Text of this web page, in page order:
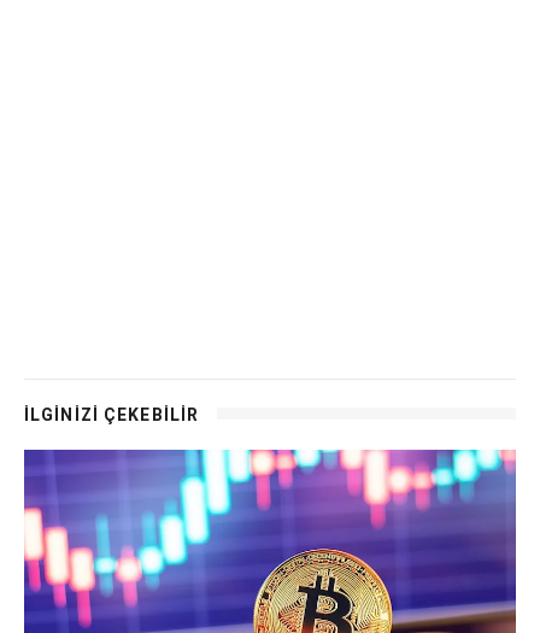
İLGİNİZİ ÇEKEBİLİR